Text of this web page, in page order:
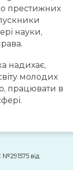
престижних
науки,
надихає,
молодих
працювати в
№291575 від